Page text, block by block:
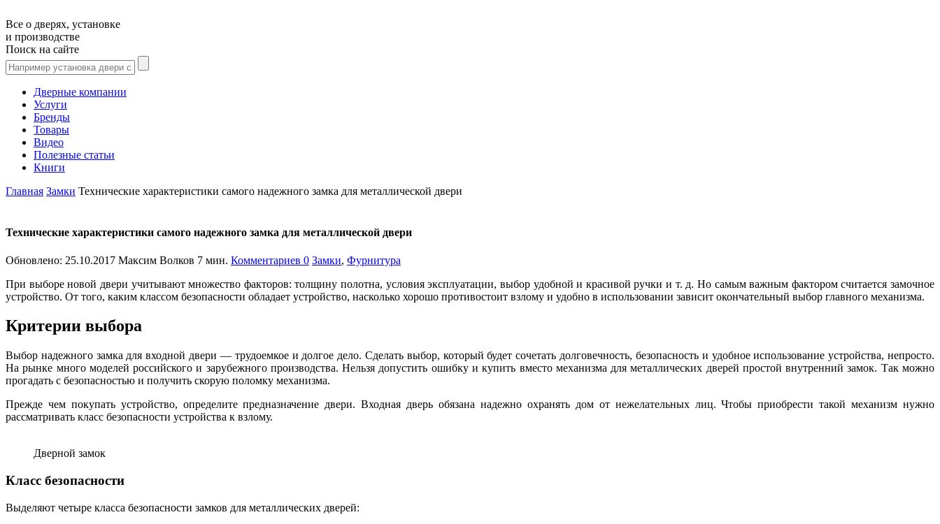
Все о дверях, установке
и производстве
Поиск на сайте
Дверные компании
Услуги
Бренды
Товары
Видео
Полезные статьи
Книги
Главная Замки Технические характеристики самого надежного замка для металлической двери
Технические характеристики самого надежного замка для металлической двери
Обновлено: 25.10.2017 Максим Волков 7 мин. Комментариев 0 Замки, Фурнитура
При выборе новой двери учитывают множество факторов: толщину полотна, условия эксплуатации, выбор удобной и красивой ручки и т. д. Но самым важным фактором считается замочное
устройство. От того, каким классом безопасности обладает устройство, насколько хорошо противостоит взлому и удобно в использовании зависит окончательный выбор главного механизма.
Критерии выбора
Выбор надежного замка для входной двери — трудоемкое и долгое дело. Сделать выбор, который будет сочетать долговечность, безопасность и удобное использование устройства, непросто.
На рынке много моделей российского и зарубежного производства. Нельзя допустить ошибку и купить вместо механизма для металлических дверей простой внутренний замок. Так можно
прогадать с безопасностью и получить скорую поломку механизма.
Прежде чем покупать устройство, определите предназначение двери. Входная дверь обязана надежно охранять дом от нежелательных лиц. Чтобы приобрести такой механизм нужно
рассматривать класс безопасности устройства к взлому.
Дверной замок
Класс безопасности
Выделяют четыре класса безопасности замков для металлических дверей: